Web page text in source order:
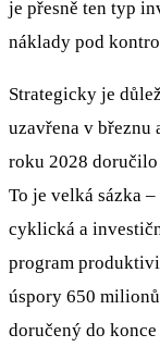
je přesně ten typ
náklady pod
Strategicky je
uzavřena v březnu
roku 2028
To je velká sázka
cyklická a
program
úspory 650
doručený do